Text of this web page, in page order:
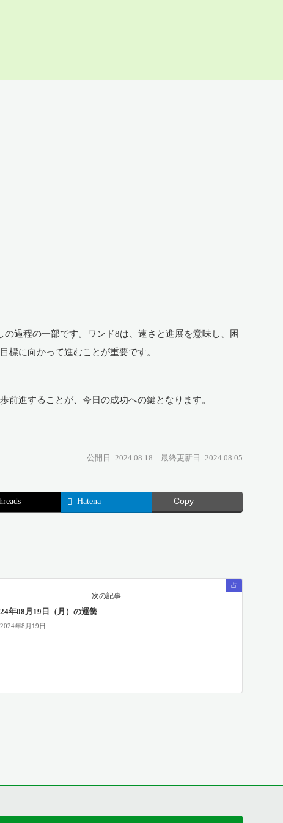
過程の一部です。ワンド8は、速さと進展を意味し、困
標に向かって進むことが重要です。
前進することが、今日の成功への鍵となります。
公開日: 2024.08.18 最終更新日: 2024.08.05
Hatena Copy
占
次の記事
年08月19日（月）の運勢
2024年8月19日